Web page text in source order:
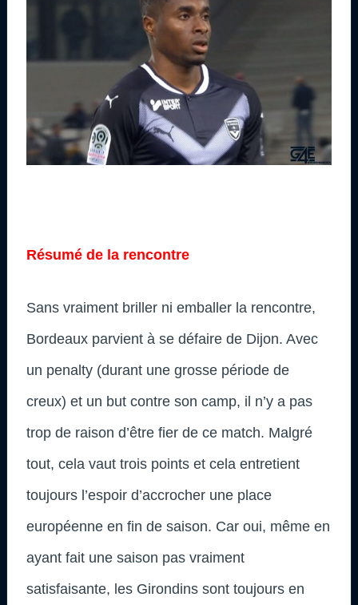
Résumé de la rencontre
Sans vraiment briller ni emballer la rencontre,
Bordeaux parvient à se défaire de Dijon. Avec
un penalty (durant une grosse période de
creux) et un but contre son camp, il n’y a pas
trop de raison d’être fier de ce match. Malgré
tout, cela vaut trois points et cela entretient
toujours l’espoir d’accrocher une place
européenne en fin de saison. Car oui, même en
ayant fait une saison pas vraiment
satisfaisante, les Girondins sont toujours en